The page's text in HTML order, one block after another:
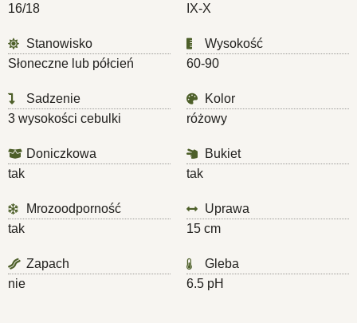
16/18
IX-X
Stanowisko
Słoneczne lub półcień
Wysokość
60-90
Sadzenie
3 wysokości cebulki
Kolor
różowy
Doniczkowa
tak
Bukiet
tak
Mrozoodporność
tak
Uprawa
15 cm
Zapach
nie
Gleba
6.5 pH